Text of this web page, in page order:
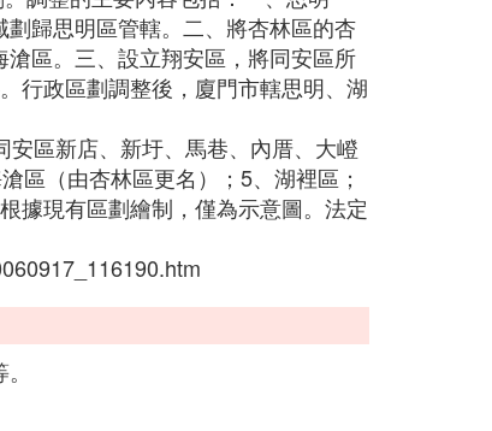
歸思明區管轄。二、將杏林區的杏
區。三、設立翔安區，將同安區所
行政區劃調整後，廈門市轄思明、湖
區新店、新圩、馬巷、內厝、大嶝
區（由杏林區更名）；5、湖裡區；
據現有區劃繪制，僅為示意圖。法定